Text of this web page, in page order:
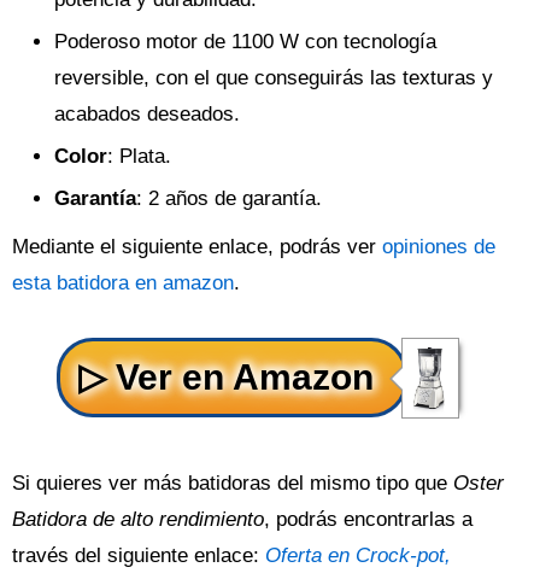
Poderoso motor de 1100 W con tecnología
reversible, con el que conseguirás las texturas y
acabados deseados.
Color: Plata.
Garantía: 2 años de garantía.
Mediante el siguiente enlace, podrás ver opiniones de
esta batidora en amazon.
Si quieres ver más batidoras del mismo tipo que Oster
Batidora de alto rendimiento, podrás encontrarlas a
través del siguiente enlace: Oferta en Crock-pot,